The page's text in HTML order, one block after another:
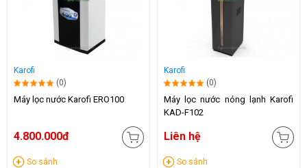
Karofi
(0)
Máy lọc nước Karofi ERO100
4.800.000đ
So sánh
Karofi
(0)
Máy lọc nước nóng lạnh Karofi
KAD-F102
Liên hệ
So sánh